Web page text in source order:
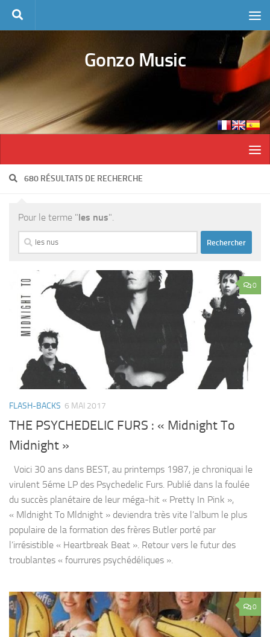
Skip to content
Gonzo Music
680 RÉSULTATS DE RECHERCHE
Pour le terme "les nus".
Rechercher :
0
FLASH-BACKS 6 MAI 2017
THE PSYCHEDELIC FURS : « Midnight To
Midnight »
Voici 30 ans dans BEST, au printemps 1987, je chroniquai le
virulent 5éme LP des Psychedelic Furs. Publié dans la foulée
du succès planétaire de leur méga-hit « Pretty In Pink »,
« Mldnight To Mldnight » deviendra très vite l’album le plus
populaire de la formation des frères Butler porté par
l’irrésistible « Heartbreak Beat ». Retour vers le futur des
troublantes « fourrures psychédéliques ».
0